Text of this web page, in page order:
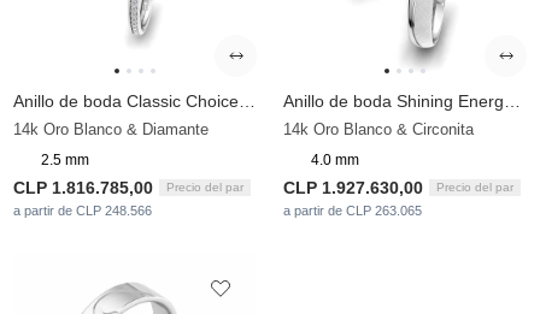
14k Oro Blanco & Diamante
2.5 mm
CLP 1.816.785,00 Precio del par
a partir de CLP 248.566
14k Oro Blanco & Circonita
4.0 mm
CLP 1.927.630,00 Precio del par
a partir de CLP 263.065